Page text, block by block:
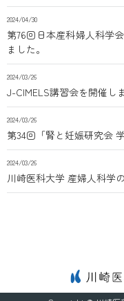
2024/04/30
第76回日本産科婦人科学
ました。
2024/03/26
J-CIMELS講習会を開催し
2024/03/26
第34回「腎と妊娠研究会
2024/03/26
川崎医科大学 産婦人科学